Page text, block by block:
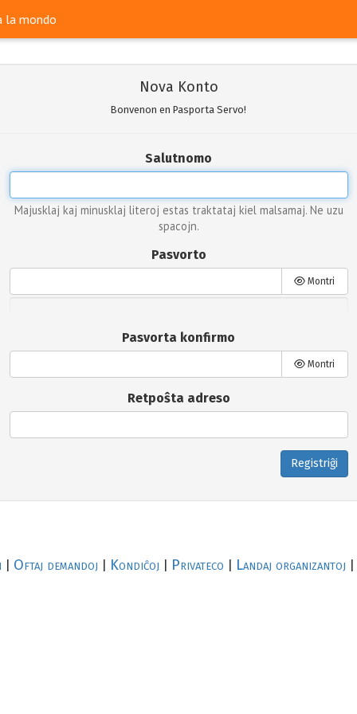
la mondo
Nova Konto
Bonvenon en Pasporta Servo!
Salutnomo
Majusklaj kaj minusklaj literoj estas traktataj kiel malsamaj. Ne uzu
spacojn.
Pasvorto
Montri
Pasvorta konfirmo
Montri
Retpoŝta adreso
Registriĝi
Oftaj demandoj Kondiĉoj Privateco Landaj organizantoj